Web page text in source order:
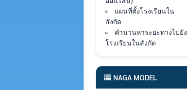
แผนที่ตั้งโรงเรียนใน
สังกัด
คำนวนหาระยะทางไปยัง
โรงเรียนในสังกัด
NAGA MODEL